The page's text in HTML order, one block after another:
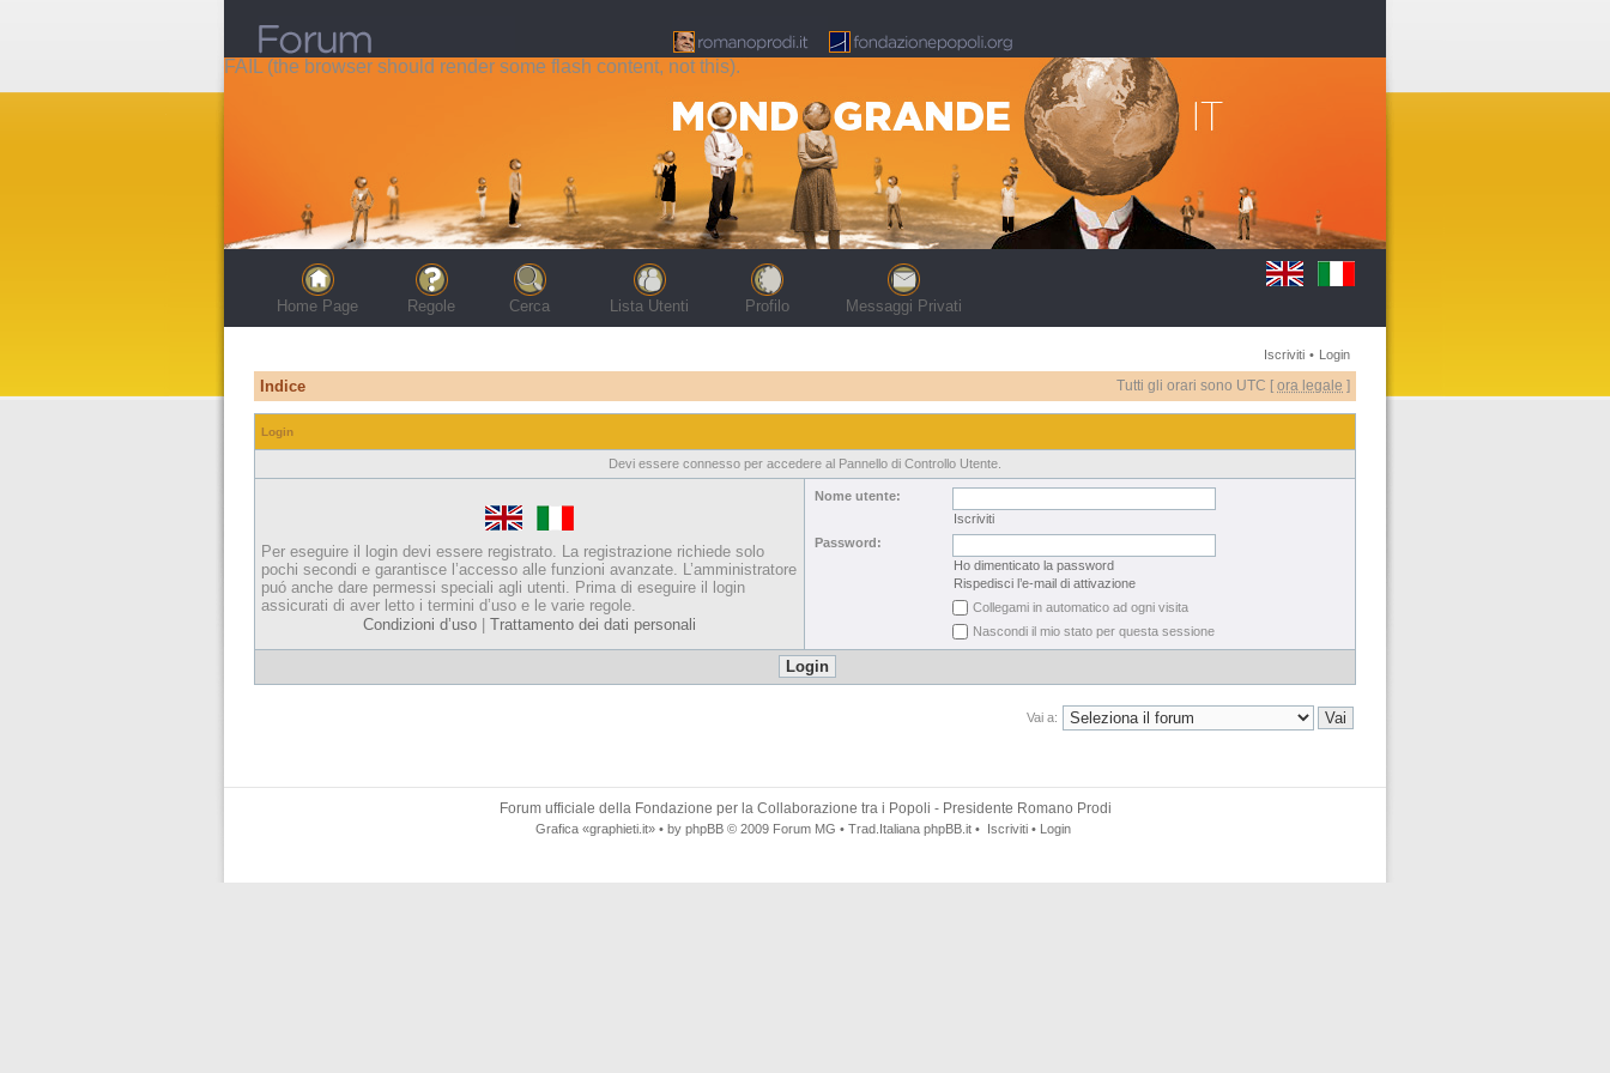
FAIL (the browser should render some flash content, not this).
Home Page Regole Cerca Lista Utenti Profilo Messaggi Privati
Iscriviti • Login
Indice Tutti gli orari sono UTC [ ora legale ]
Login
Devi essere connesso per accedere al Pannello di Controllo Utente.
Per eseguire il login devi essere registrato. La registrazione richiede solo
pochi secondi e garantisce l’accesso alle funzioni avanzate. L’amministratore
puó anche dare permessi speciali agli utenti. Prima di eseguire il login
assicurati di aver letto i termini d’uso e le varie regole.
Condizioni d’uso
Trattamento dei dati personali
Nome utente:
Iscriviti
Password:
Ho dimenticato la password
Rispedisci l’e-mail di attivazione
Collegami in automatico ad ogni visita
Nascondi il mio stato per questa sessione
Vai a:
Forum ufficiale della Fondazione per la Collaborazione tra i Popoli - Presidente Romano Prodi
Grafica «graphieti.it» • by phpBB © 2009 Forum MG • Trad.Italiana phpBB.it • Iscriviti • Login